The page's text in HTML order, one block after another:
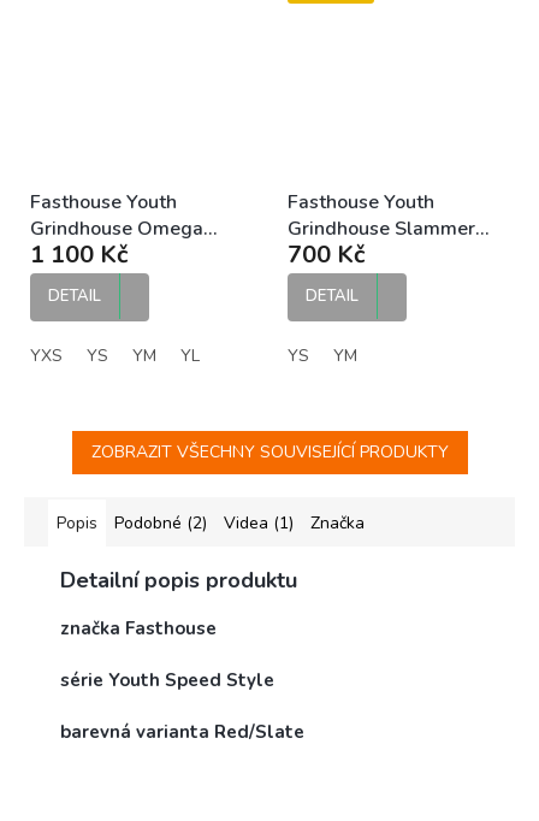
Fasthouse Youth
Grindhouse Omega
Jersey Red White Blue
dětský MX dres
1 100 Kč
DETAIL
YXS YS YM YL
Fasthouse Youth
Grindhouse Slammer
Jersey Blue Black dětský
MX dres
700 Kč
DETAIL
YS YM
ZOBRAZIT VŠECHNY SOUVISEJÍCÍ PRODUKTY
Popis Podobné (2) Videa (1) Značka
Detailní popis produktu
značka Fasthouse
série Youth Speed Style
barevná varianta Red/Slate